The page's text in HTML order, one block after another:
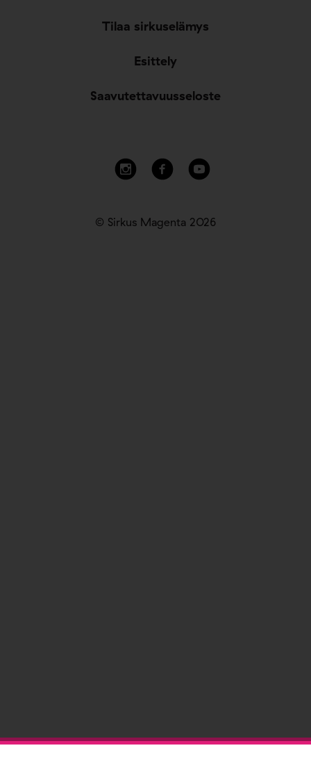
Tilaa sirkuselämys
Esittely
Saavutettavuusseloste
© Sirkus Magenta 2026